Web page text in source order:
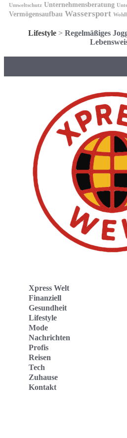
Umweltschutz Unternehmensberatung
Vermögensaufbau Wassersport
Lifestyle > Regelmäßiges
Xpress Welt
Finanziell
Gesundheit
Lifestyle
Mode
Nachrichten
Profis
Reisen
Tech
Zuhause
Kontakt